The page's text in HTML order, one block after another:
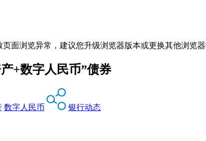
面浏览异常，建议您升级浏览器版本或更换其他浏览器
+数字人民币”债券
数字人民币
银行动态